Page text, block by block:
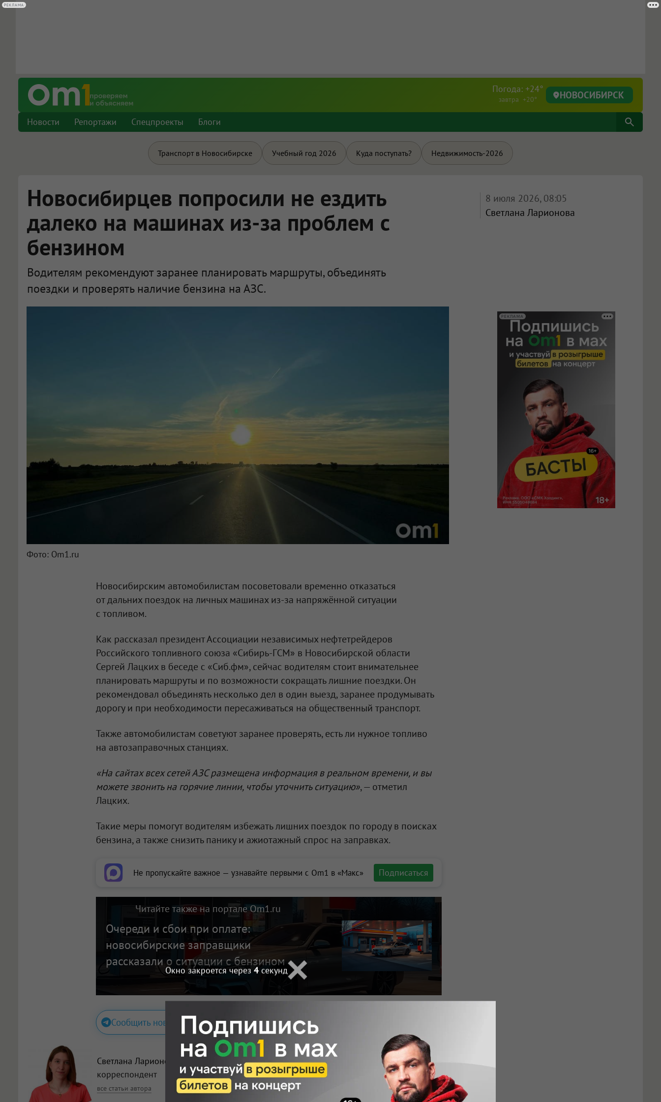
РЕКЛАМА
Погода: +24°
завтра +20° НОВОСИБИРСК
Новости Репортажи Спецпроекты Блоги
Транспорт в Новосибирске Учебный год 2026 Куда поступать? Недвижимость-2026
Новосибирцев попросили не ездить
далеко на машинах из-за проблем с
бензином
Водителям рекомендуют заранее планировать маршруты, объединять
поездки и проверять наличие бензина на АЗС.
8 июля 2026, 08:05
Светлана Ларионова
РЕКЛАМА
Фото: Om1.ru
Новосибирским автомобилистам посоветовали временно отказаться
от дальних поездок на личных машинах из-за напряжённой ситуации
с топливом.
Как рассказал президент Ассоциации независимых нефтетрейдеров
Российского топливного союза «Сибирь-ГСМ» в Новосибирской области
Сергей Лацких в беседе с «Сиб.фм», сейчас водителям стоит внимательнее
планировать маршруты и по возможности сокращать лишние поездки. Он
рекомендовал объединять несколько дел в один выезд, заранее продумывать
дорогу и при необходимости пересаживаться на общественный транспорт.
Также автомобилистам советуют заранее проверять, есть ли нужное топливо
на автозаправочных станциях.
«На сайтах всех сетей АЗС размещена информация в реальном времени, и вы
можете звонить на горячие линии, чтобы уточнить ситуацию», — отметил
Лацких.
Такие меры помогут водителям избежать лишних поездок по городу в поисках
бензина, а также снизить панику и ажиотажный спрос на заправках.
Не пропускайте важное — узнавайте первыми с Om1 в «Макс» Подписаться
Читайте также на портале Om1.ru
Очереди и сбои при оплате:
новосибирские заправщики
рассказали о ситуации с бензином
Сообщить новость Размещение рекламы
Светлана Ларионова
корреспондент
все статьи автора
Поделиться
Окно закроется через 2 секунд
РЕКЛАМА